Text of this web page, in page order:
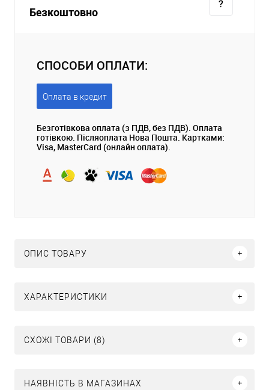
Безкоштовно
СПОСОБИ ОПЛАТИ:
Оплата в кредит
Безготівкова оплата (з ПДВ, без ПДВ). Оплата
готівкою. Післяоплата Нова Пошта. Картками:
Visa, MasterCard (онлайн оплата).
ОПИС ТОВАРУ
ХАРАКТЕРИСТИКИ
СХОЖІ ТОВАРИ (8)
НАЯВНІСТЬ В МАГАЗИНАХ